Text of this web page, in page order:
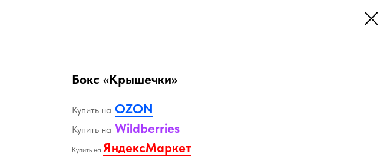
Бокс «Крышечки»
Купить на OZON
Купить на Wildberries
Купить на ЯндексМаркет